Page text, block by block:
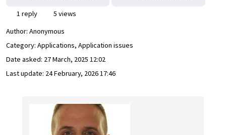
1 reply
5 views
Author: Anonymous
Category: Applications, Application issues
Date asked: 27 March, 2025 12:02
Last update: 24 February, 2026 17:46